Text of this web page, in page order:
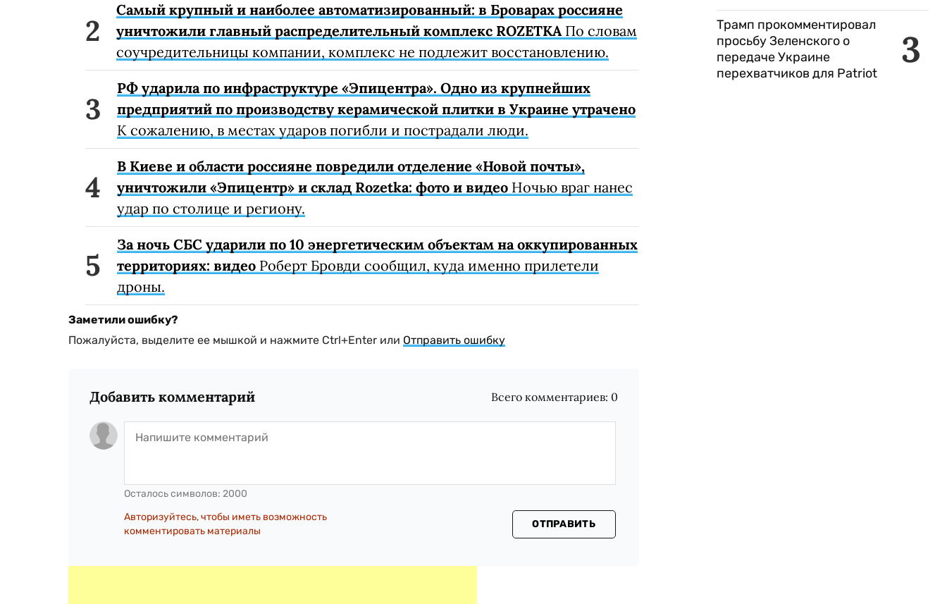
Самый крупный и наиболее автоматизированный: в Броварах россияне
уничтожили главный распределительный комплекс ROZETKAПо словам
соучредительницы компании, комплекс не подлежит восстановлению.
РФ ударила по инфраструктуре «Эпицентра». Одно из крупнейших
предприятий по производству керамической плитки в Украине утрачено
К сожалению, в местах ударов погибли и пострадали люди.
В Киеве и области россияне повредили отделение «Новой почты»,
уничтожили «Эпицентр» и склад Rozetka: фото и видео Ночью враг нанес
удар по столице и региону.
За ночь СБС ударили по 10 энергетическим объектам на оккупированных
территориях: видео Роберт Бровди сообщил, куда именно прилетели
дроны.
Заметили ошибку?
Пожалуйста, выделите ее мышкой и нажмите Ctrl+Enter или Отправить ошибку
Добавить комментарий Всего комментариев: 0
Осталось символов: 2000
Авторизуйтесь, чтобы иметь возможность
комментировать материалы
ОТПРАВИТЬ
3
Трамп прокомментировал
просьбу Зеленского о
передаче Украине
перехватчиков для Patriot